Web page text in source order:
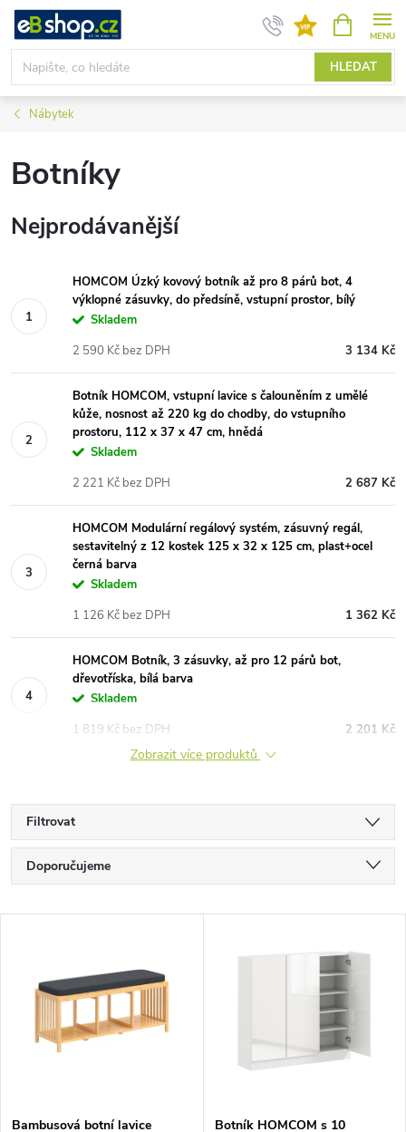
Přejít
obsah
HLEDAT
NÁKUPNÍ
KOŠÍK
Nábytek
Botníky
Nejprodávanější
HOMCOM Úzký kovový botník až pro 8 párů bot, 4
výklopné zásuvky, do předsíně, vstupní prostor, bílý
Skladem
3 134 Kč
2 590 Kč bez DPH
Botník HOMCOM, vstupní lavice s čalouněním z umělé
kůže, nosnost až 220 kg do chodby, do vstupního
prostoru, 112 x 37 x 47 cm, hnědá
Skladem
2 687 Kč
2 221 Kč bez DPH
HOMCOM Modulární regálový systém, zásuvný regál,
sestavitelný z 12 kostek 125 x 32 x 125 cm, plast+ocel
černá barva
Skladem
1 362 Kč
1 126 Kč bez DPH
HOMCOM Botník, 3 zásuvky, až pro 12 párů bot,
dřevotříska, bílá barva
Skladem
2 201 Kč
1 819 Kč bez DPH
Zobrazit více produktů
Filtrovat
Ř
a
Doporučujeme
Nejprodávanější
s
Bambusová botní lavice
Botník HOMCOM s 10